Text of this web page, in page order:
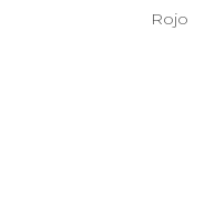
Rojo